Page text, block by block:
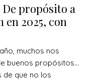
propósito a
2025, con
muchos nos
buenos propósitos…
que no los